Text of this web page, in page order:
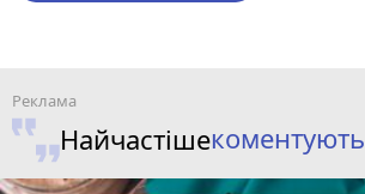
Найчастішекоментують